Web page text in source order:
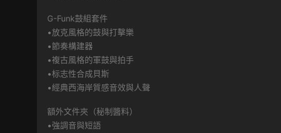
G-Funk鼓組套件
•放克風格的鼓與打擊樂
•節奏構建器
•複古風格的軍鼓與拍手
•标志性合成貝斯
•經典西海岸質感音效與人聲
額外文件夾（秘制醬料）
•強調音與短語